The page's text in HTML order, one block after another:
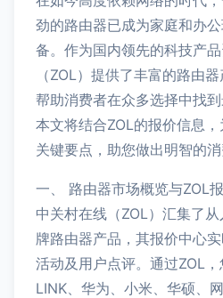
劲的路由器已成为家庭和办
备。作为国内领先的科技产
（ZOL）提供了丰富的路由
帮助消费者在众多选择中找到
本文将结合ZOL的报价信息
关键要点，助您做出明智的消
一、 路由器市场概览与ZOL
中关村在线（ZOL）汇集了
牌路由器产品，其报价中心
活动及用户点评。通过ZOL
LINK、华为、小米、华硕、